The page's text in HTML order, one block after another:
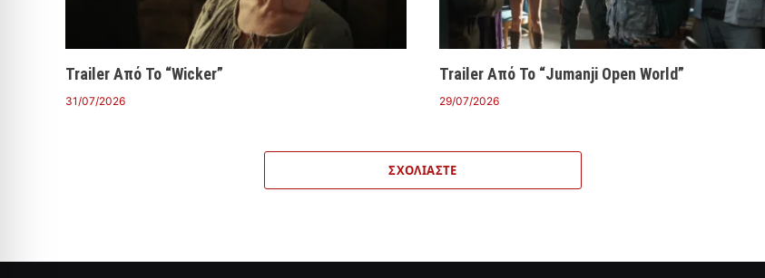
Trailer Από Το “Wicker”
31/07/2026
Trailer Από Το “Jumanji Open World”
29/07/2026
ΣΧΟΛΙΆΣΤΕ